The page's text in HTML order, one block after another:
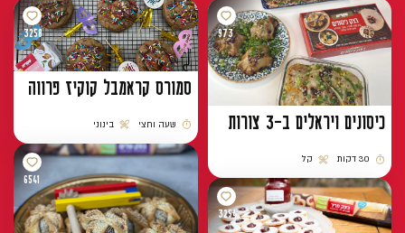
973
כיסונים ויראלים ב-3 צורות
זמן הכנה
30 דקות
רמת קושי
קל
3258
סמורס קראמבל קוקיז פרווה
זמן הכנה
שעה וחצי
רמת קושי
בינוני
3254
6541